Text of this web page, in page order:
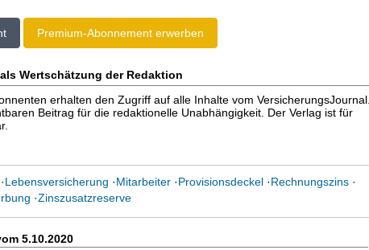
Premium-Abonnement erwerben
Wertschätzung der Redaktion
erhalten den Zugriff auf alle Inhalte vom VersicherungsJournal.
Beitrag für die redaktionelle Unabhängigkeit. Der Verlag ist für
Lebensversicherung ·Mitarbeiter·Provisionsdeckel·Rechnungszins·
·Zinszusatzreserve
5.10.2020